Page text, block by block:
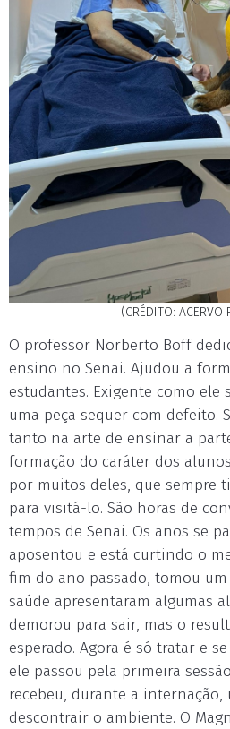
(CRÉDITO: ACERVO
O professor Norberto Boff
ensino no Senai. Ajudou a
estudantes. Exigente como ele
uma peça sequer com defeito.
tanto na arte de ensinar a
formação do caráter dos
por muitos deles, que sempre
para visitá-lo. São horas de
tempos de Senai. Os anos se
aposentou e está curtindo o
fim do ano passado, tomou um
saúde apresentaram algumas
demorou para sair, mas o
esperado. Agora é só tratar e
ele passou pela primeira
recebeu, durante a internação,
descontrair o ambiente. O